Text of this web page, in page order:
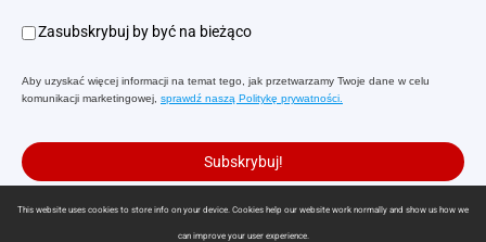
Zasubskrybuj by być na bieżąco
Aby uzyskać więcej informacji na temat tego, jak przetwarzamy Twoje dane w celu
komunikacji marketingowej, sprawdź naszą Politykę prywatności.
Subskrybuj!
This website uses cookies to store info on your device. Cookies help our website work normally and show us how we
can improve your user experience.